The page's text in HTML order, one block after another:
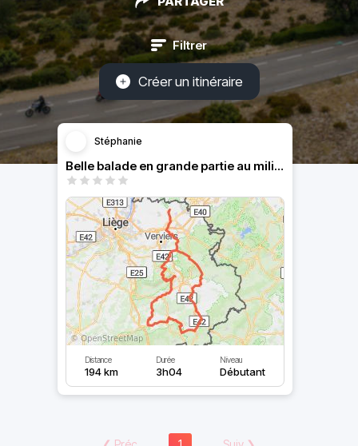
Filtrer
Créer un itinéraire
Stéphanie
Belle balade en grande partie au milieu des bois
Distance
194 km
Durée
3h04
Niveau
Débutant